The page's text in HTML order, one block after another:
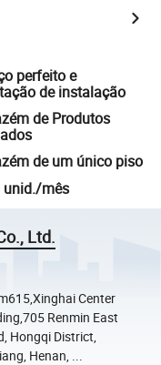
perfeito e
de instalação
de Produtos
de um único piso
unid./mês
Ltd.
Center
Renmin East
Hongqi District,
Henan, ...